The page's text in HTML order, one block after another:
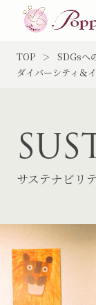
TOP
SDGsへ
ダイバーシティ＆
サステナビリ